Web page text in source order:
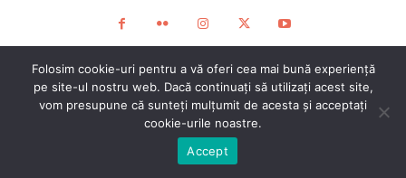
Folosim cookie-uri pentru a vă oferi cea mai bună experiență
pe site-ul nostru web. Dacă continuați să utilizați acest site,
vom presupune că sunteți mulțumit de acesta și acceptați
cookie-urile noastre.
Accept